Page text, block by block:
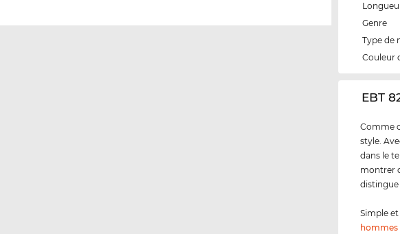
Genre
Type de
Couleur
‌EBT
Comme
style.
dans le
montrer
distingue
Simple
hommes